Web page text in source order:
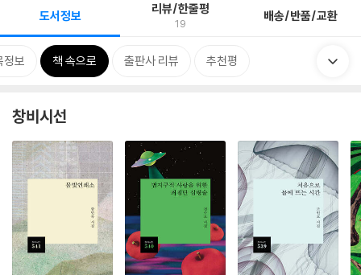
도서정보 리뷰/한줄평
19 배송/반품/교환
정보 책 속으로 출판사 리뷰 추천평
창비시선